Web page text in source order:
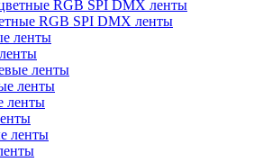
RGB SPI DMX ленты
ленты